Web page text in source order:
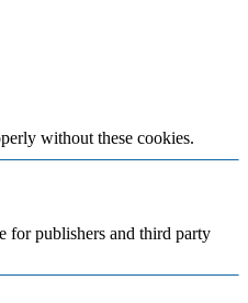
without these cookies.
for publishers and third party